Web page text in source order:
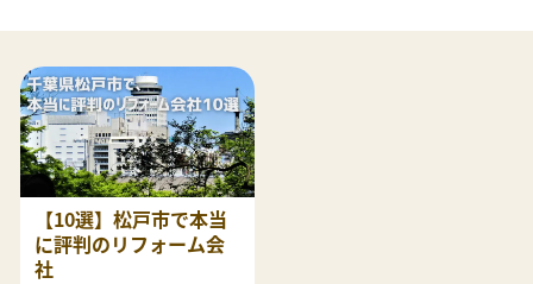
【10選】松戸市で本当
に評判のリフォーム会
社